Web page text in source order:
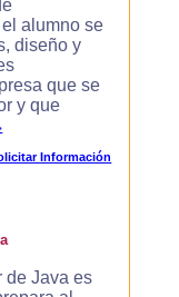
alumno se
diseño y
que se
y que
Información
de Java es